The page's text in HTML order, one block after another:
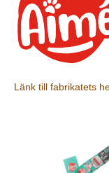
Länk till fabrikatets